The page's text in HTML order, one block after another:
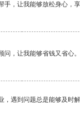
手，让我能够放松身心，享
问，让我能够省钱又省心。
，遇到问题总是能够及时